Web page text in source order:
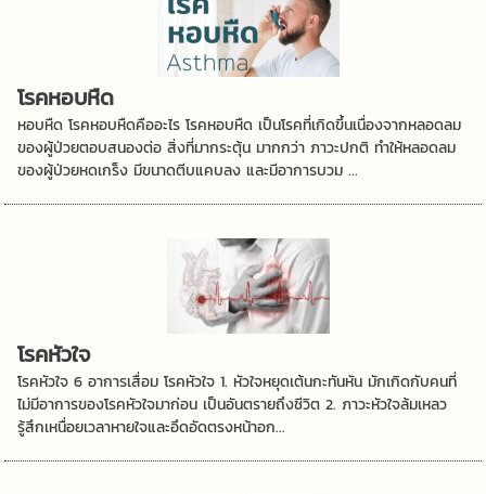
โรคหอบหืด
หอบหืด โรคหอบหืดคืออะไร โรคหอบหืด เป็นโรคที่เกิดขึ้นเนื่องจากหลอดลม
ของผู้ป่วยตอบสนองต่อ สิ่งที่มากระตุ้น มากกว่า ภาวะปกติ ทำให้หลอดลม
ของผู้ป่วยหดเกร็ง มีขนาดตีบแคบลง และมีอาการบวม ...
โรคหัวใจ
โรคหัวใจ 6 อาการเสื่อม โรคหัวใจ 1. หัวใจหยุดเต้นกะทันหัน มักเกิดกับคนที่
ไม่มีอาการของโรคหัวใจมาก่อน เป็นอันตรายถึงชีวิต 2. ภาวะหัวใจล้มเหลว
รู้สึกเหนื่อยเวลาหายใจและอึดอัดตรงหน้าอก...